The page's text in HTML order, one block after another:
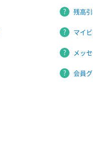
残高
マイ
メッ
会員